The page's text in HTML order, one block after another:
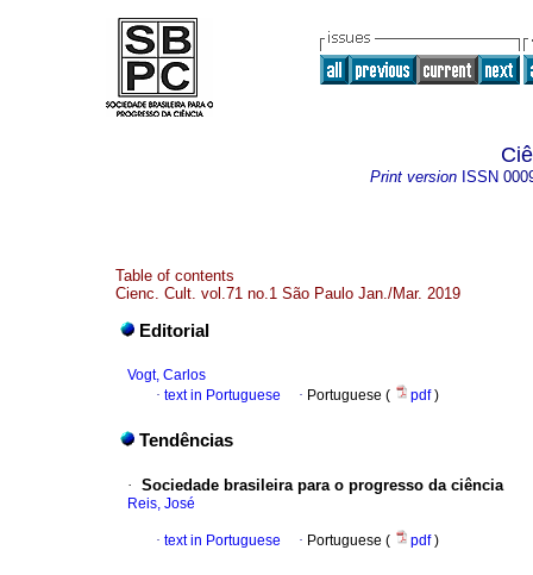
Print version ISSN
Table of contents
Cienc. Cult. vol.71 no.1 São Paulo Jan./Mar. 2019
Editorial
Vogt, Carlos
· text in Portuguese · Portuguese ( pdf)
Tendências
· Sociedade brasileira para o progresso da ciência
Reis, José
· text in Portuguese · Portuguese ( pdf)